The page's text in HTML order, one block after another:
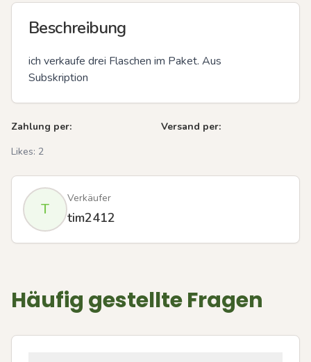
Beschreibung
ich verkaufe drei Flaschen im Paket. Aus
Subskription
Zahlung per:
Versand per:
Likes: 2
T
Verkäufer
tim2412
Häufig gestellte Fragen